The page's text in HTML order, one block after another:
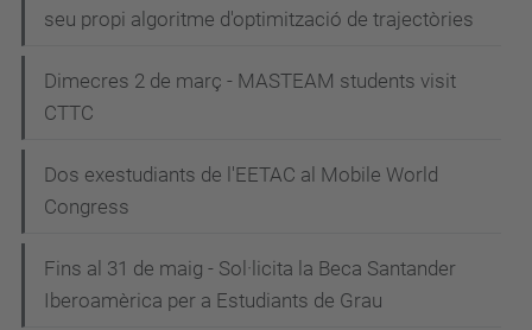
seu propi algoritme d'optimització de trajectòries
Dimecres 2 de març - MASTEAM students visit
CTTC
Dos exestudiants de l'EETAC al Mobile World
Congress
Fins al 31 de maig - Sol·licita la Beca Santander
Iberoamèrica per a Estudiants de Grau